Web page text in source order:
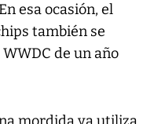
esa ocasión, el
también se
de un año